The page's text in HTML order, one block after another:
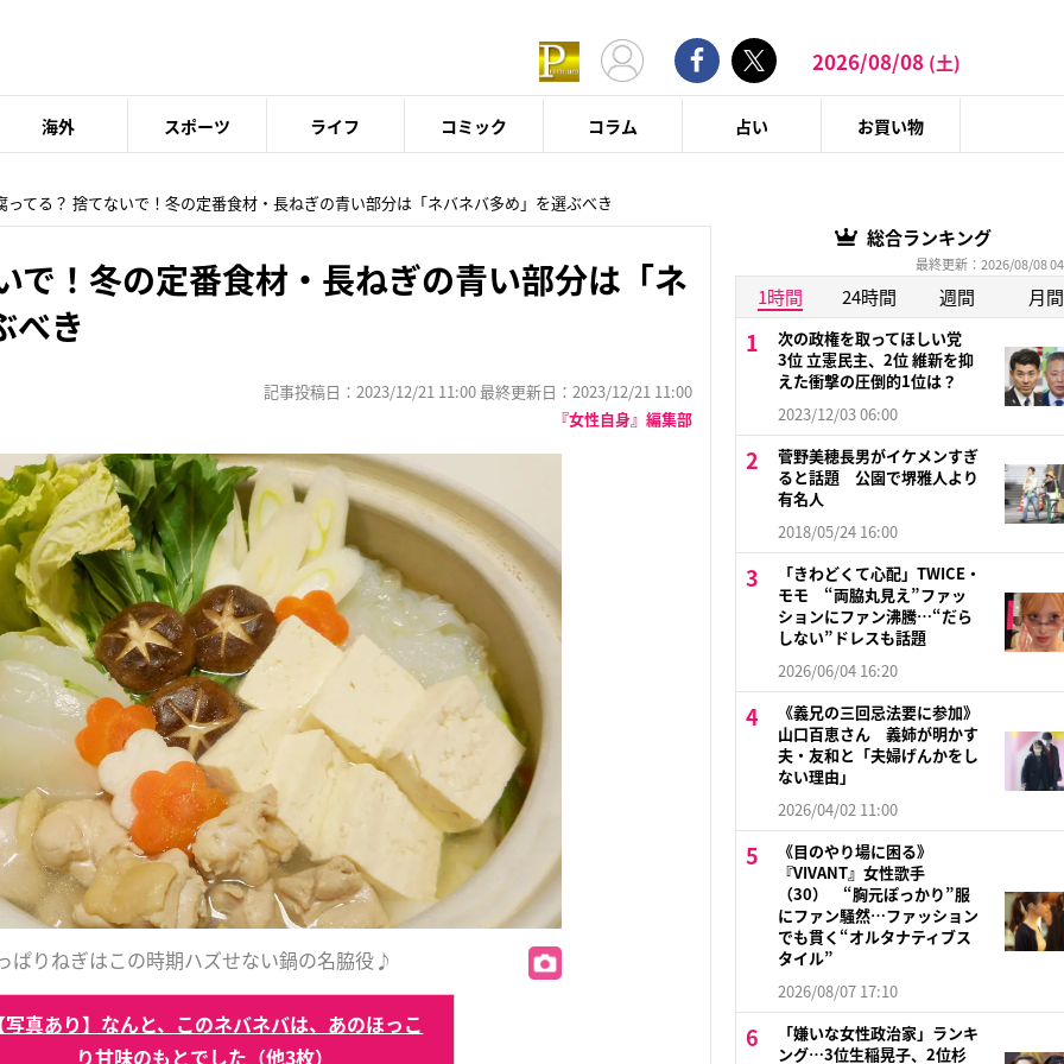
2026/08/08 (土)
海外 スポーツ ライフ コミック コラム 占い お買い物
ってる？ 捨てないで！冬の定番食材・長ねぎの青い部分は「ネバネバ多め」を選ぶべき
で！冬の定番食材・長ねぎの青い部分は「ネ
べき
記事投稿日：2023/12/21 11:00 最終更新日：2023/12/21 11:00
『女性自身』編集部
ぱりねぎはこの時期ハズせない鍋の名脇役♪
写真あり】なんと、このネバネバは、あのほっこ
り甘味のもとでした（他3枚）
総合ランキング
最終更新：2026/08/08
1時間 24時間 週間 月間
次の政権を取ってほしい党
3位 立憲民主、2位 維新を抑
えた衝撃の圧倒的1位は？
2023/12/03 06:00
菅野美穂長男がイケメンすぎ
ると話題 公園で堺雅人より
有名人
2018/05/24 16:00
「きわどくて心配」TWICE・
モモ “両脇丸見え”ファッ
ションにファン沸騰…“だら
しない”ドレスも話題
2026/06/04 16:20
《義兄の三回忌法要に参加》
山口百恵さん 義姉が明かす
夫・友和と「夫婦げんかをし
ない理由」
2026/04/02 11:00
《目のやり場に困る》
『VIVANT』女性歌手
（30） “胸元ぽっかり”服
にファン騒然…ファッション
でも貫く“オルタナティブス
タイル”
2026/08/07 17:10
「嫌いな女性政治家」ランキ
ング…3位生稲晃子、2位杉